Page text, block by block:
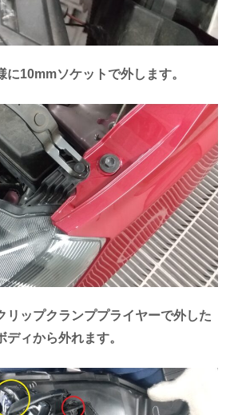
に10mmソケットで外します。
リップクランププライヤーで外した
ィから外れます。